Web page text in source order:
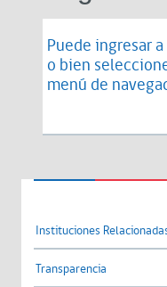
Puede ingresar
o bien
menú de
Instituciones
Transparencia